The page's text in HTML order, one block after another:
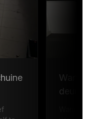
deuren